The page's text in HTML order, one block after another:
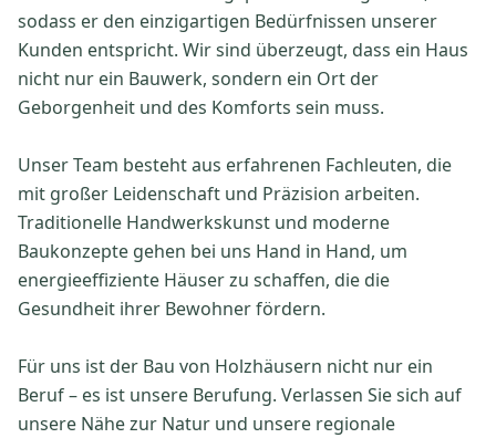
sodass er den einzigartigen Bedürfnissen unserer
Kunden entspricht. Wir sind überzeugt, dass ein Haus
nicht nur ein Bauwerk, sondern ein Ort der
Geborgenheit und des Komforts sein muss.
Unser Team besteht aus erfahrenen Fachleuten, die
mit großer Leidenschaft und Präzision arbeiten.
Traditionelle Handwerkskunst und moderne
Baukonzepte gehen bei uns Hand in Hand, um
energieeffiziente Häuser zu schaffen, die die
Gesundheit ihrer Bewohner fördern.
Für uns ist der Bau von Holzhäusern nicht nur ein
Beruf – es ist unsere Berufung. Verlassen Sie sich auf
unsere Nähe zur Natur und unsere regionale